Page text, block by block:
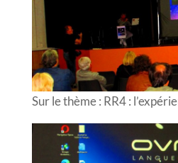
Sur le thème : RR4 :